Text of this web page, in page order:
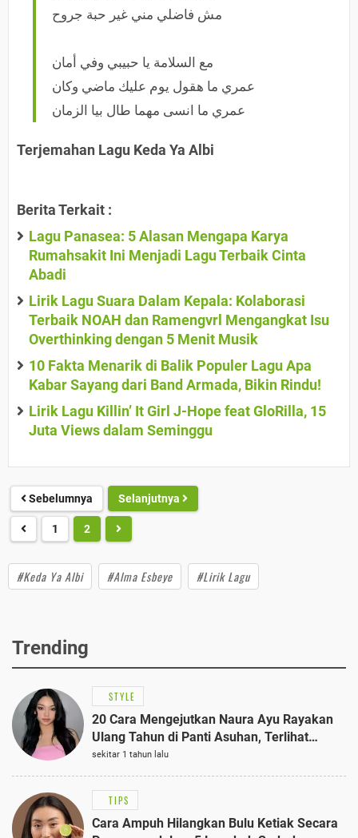
مش فاضلي مني غير حبة جروح
مع السلامة يا حبيبي وفي أمان
عمري ما هقول يوم عليك ماضي وكان
عمري ما انسى مهما طال بيا الزمان
Terjemahan Lagu Keda Ya Albi
Berita Terkait :
Lagu Panasea: 5 Alasan Mengapa Karya
Rumahsakit Ini Menjadi Lagu Terbaik Cinta
Abadi
Lirik Lagu Suara Dalam Kepala: Kolaborasi
Terbaik NOAH dan Ramengvrl Mengangkat Isu
Overthinking dengan 5 Menit Musik
10 Fakta Menarik di Balik Populer Lagu Apa
Kabar Sayang dari Band Armada, Bikin Rindu!
Lirik Lagu Killin’ It Girl J-Hope feat GloRilla, 15
Juta Views dalam Seminggu
Sebelumnya Selanjutnya
1 2
#Keda Ya Albi #Alma Esbeye #Lirik Lagu
Trending
STYLE
20 Cara Mengejutkan Naura Ayu Rayakan
Ulang Tahun di Panti Asuhan, Terlihat
Anggun dengan Kaftan Cokelat
sekitar 1 tahun lalu
TIPS
Cara Ampuh Hilangkan Bulu Ketiak Secara